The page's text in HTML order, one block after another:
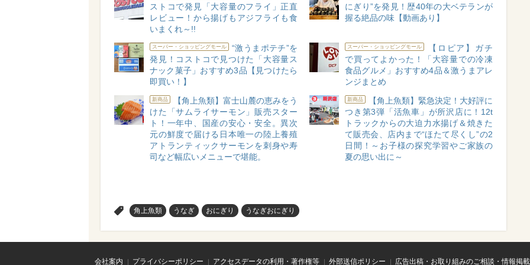
ストコで発見「大容量のフライ」正直
レビュー！から揚げもアジフライも食
いまくれ～!!
にぎり”を発見！歴40年の大ベテランが
握る絶品の味【動画あり】
スーパー・ショッピングモール
“激うまポテチ”を
発見！コストコで見つけた「大容量ス
ナック菓子」おすすめ3品【見つけたら
即買い！】
スーパー・ショッピングモール
【ロピア】ガチ
で買ってよかった！「大容量での冷凍
食品グルメ」おすすめ4品＆激うまアレ
ンジまとめ
新商品
【角上魚類】富士山麓の恵みをう
けた「サムライサーモン」販売スター
ト！一年中、国産の安心・安全。異次
元の鮮度で届ける日本唯一の陸上養殖
アトランティックサーモンを刺身や寿
司など幅広いメニューで堪能。
新商品
【角上魚類】緊急決定！大好評に
つき第3弾「活魚車」が所沢店に！12t
トラックからの大迫力水揚げ＆焼きた
て販売会、店内まで“ほたて尽くし”の2
日間！～お子様の探究学習やご家族の
夏の思い出に～
角上魚類 うなぎ おにぎり うなぎおにぎり
会社案内 プライバシーポリシー アクセスデータの利用・著作権等 外部送信ポリシー 広告出稿・お取り組みのご相談・情報掲